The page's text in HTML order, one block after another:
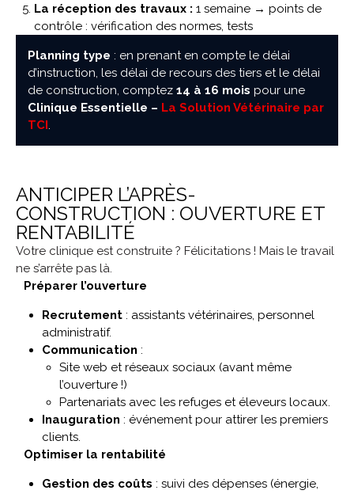
La réception des travaux : 1 semaine → points de
contrôle : vérification des normes, tests
Planning type : en prenant en compte le délai
d’instruction, les délai de recours des tiers et le délai
de construction, comptez 14 à 16 mois pour une
Clinique Essentielle – La Solution Vétérinaire par
TCI.
ANTICIPER L’APRÈS-
CONSTRUCTION : OUVERTURE ET
RENTABILITÉ
Votre clinique est construite ? Félicitations ! Mais le travail
ne s’arrête pas là.
Préparer l’ouverture
Recrutement: assistants vétérinaires, personnel
administratif.
Communication :
Site web et réseaux sociaux (avant même
l’ouverture !)
Partenariats avec les refuges et éleveurs locaux.
Inauguration : événement pour attirer les premiers
clients.
Optimiser la rentabilité
Gestion des coûts : suivi des dépenses (énergie,